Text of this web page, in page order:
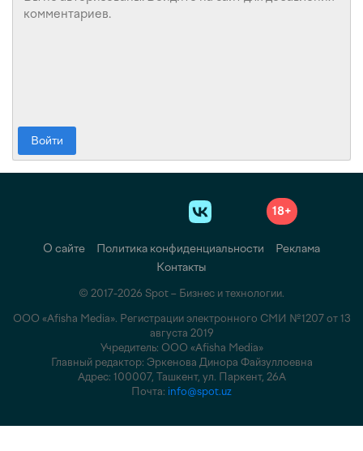
Войти
18+
О сайте Политика конфиденциальности
Реклама
Контакты
© 2017-2026 Spot – Бизнес и технологии.
ООО «Afisha Media». Регистрации электронного СМИ №1207 от 13
августа 2019
Учредитель: ООО «Afisha Media»
Главный редактор: Эркенова Динора Файзуллоевна
Адрес: 100007, Ташкент, ул. Паркент, 26А
Почта: info@spot.uz